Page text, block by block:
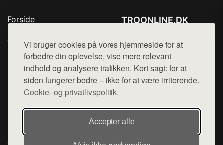
Vi bruger cookies på vores hjemmeside for at
forbedre din oplevelse, vise mere relevant
indhold og analysere trafikken. Kort sagt: for at
siden fungerer bedre – ikke for at være irriterende.
Cookie- og privatlivspolitik.
Accepter alle
Forside
Top Rabatter
Blog
Kontakt
TROONLINE.DK
Mail: hej@want.dk
Cookie- og privatlivspolitik
Denne side er en del af want.dk, der udgiver en række
hjemmesider med præsentation af forskellige produkter fra
diverse webshops. Der sælges ikke varer fra denne side - vi